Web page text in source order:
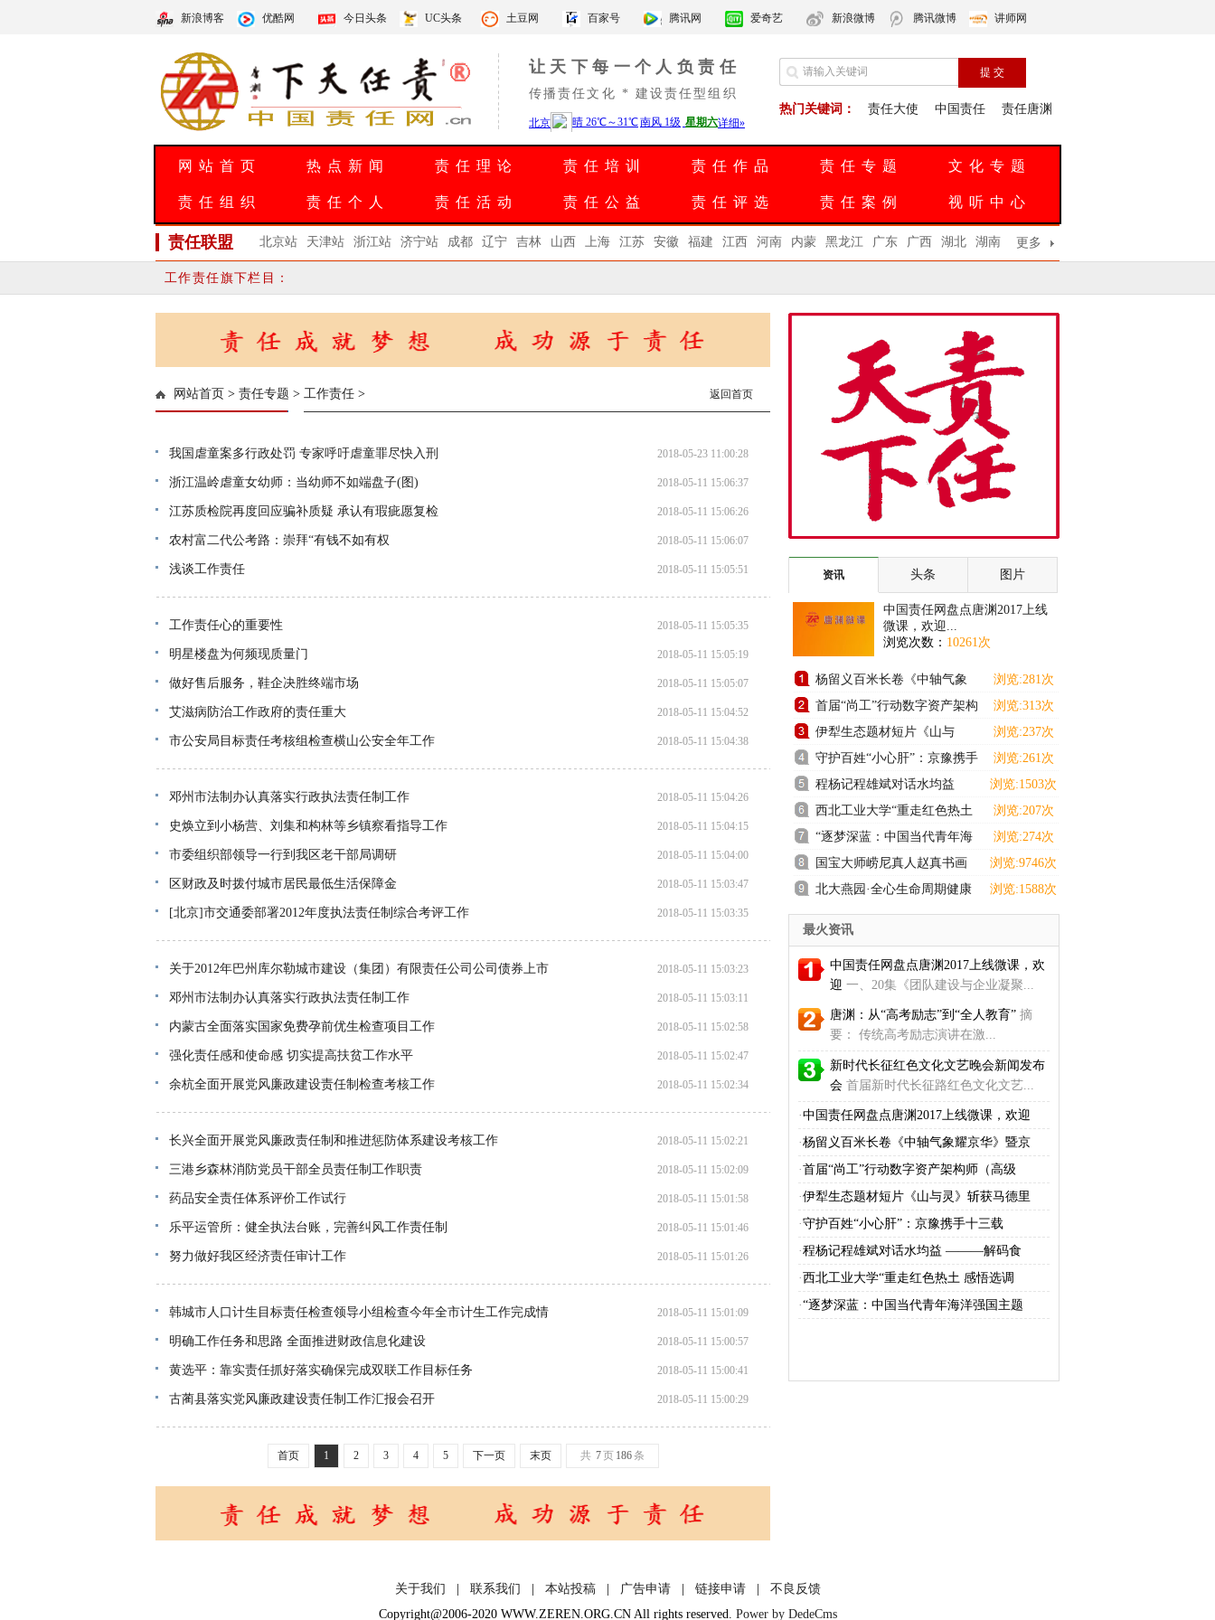
新浪博客 优酷网 今日头条 UC头条 土豆网 百家号 腾讯网 爱奇艺 新浪微博 腾讯微博 讲师网
让天下每一个人负责任
传播责任文化 * 建设责任型组织
热门关键词：
责任大使 中国责任 责任唐渊
网站首页 热点新闻 责任理论 责任培训 责任作品 责任专题 文化专题
责任组织 责任个人 责任活动 责任公益 责任评选 责任案例 视听中心
责任联盟 北京站 天津站 浙江站 济宁站 成都 辽宁 吉林 山西 上海 江苏 安徽 福建 江西 河南 内蒙 黑龙江 广东 广西 湖北 湖南 更多
工作责任旗下栏目：
网站首页 > 责任专题 > 工作责任 > 返回首页
我国虐童案多行政处罚 专家呼吁虐童罪尽快入刑 2018-05-23 11:00:28
浙江温岭虐童女幼师：当幼师不如端盘子(图) 2018-05-11 15:06:37
江苏质检院再度回应骗补质疑 承认有瑕疵愿复检 2018-05-11 15:06:26
农村富二代公考路：崇拜“有钱不如有权 2018-05-11 15:06:07
浅谈工作责任 2018-05-11 15:05:51
工作责任心的重要性 2018-05-11 15:05:35
明星楼盘为何频现质量门 2018-05-11 15:05:19
做好售后服务，鞋企决胜终端市场 2018-05-11 15:05:07
艾滋病防治工作政府的责任重大 2018-05-11 15:04:52
市公安局目标责任考核组检查横山公安全年工作 2018-05-11 15:04:38
邓州市法制办认真落实行政执法责任制工作 2018-05-11 15:04:26
史焕立到小杨营、刘集和构林等乡镇察看指导工作 2018-05-11 15:04:15
市委组织部领导一行到我区老干部局调研 2018-05-11 15:04:00
区财政及时拨付城市居民最低生活保障金 2018-05-11 15:03:47
[北京]市交通委部署2012年度执法责任制综合考评工作 2018-05-11 15:03:35
关于2012年巴州库尔勒城市建设（集团）有限责任公司公司债券上市 2018-05-11 15:03:23
邓州市法制办认真落实行政执法责任制工作 2018-05-11 15:03:11
内蒙古全面落实国家免费孕前优生检查项目工作 2018-05-11 15:02:58
强化责任感和使命感 切实提高扶贫工作水平 2018-05-11 15:02:47
余杭全面开展党风廉政建设责任制检查考核工作 2018-05-11 15:02:34
长兴全面开展党风廉政责任制和推进惩防体系建设考核工作 2018-05-11 15:02:21
三港乡森林消防党员干部全员责任制工作职责 2018-05-11 15:02:09
药品安全责任体系评价工作试行 2018-05-11 15:01:58
乐平运管所：健全执法台账，完善纠风工作责任制 2018-05-11 15:01:46
努力做好我区经济责任审计工作 2018-05-11 15:01:26
韩城市人口计生目标责任检查领导小组检查今年全市计生工作完成情 2018-05-11 15:01:09
明确工作任务和思路 全面推进财政信息化建设 2018-05-11 15:00:57
黄选平：靠实责任抓好落实确保完成双联工作目标任务 2018-05-11 15:00:41
古蔺县落实党风廉政建设责任制工作汇报会召开 2018-05-11 15:00:29
首页 1 2 3 4 5 下一页 末页 共 7页 186条
资讯 头条 图片
中国责任网盘点唐渊2017上线
微课，欢迎...
浏览次数： 10261次
杨留义百米长卷《中轴气象
耀京华》暨京城胜景展
浏览:281次
首届“尚工”行动数字资产架构
师（高级）能力提
浏览:313次
伊犁生态题材短片《山与
灵》斩获马德里国际独立
浏览:237次
守护百姓“小心肝”：京豫携手
十三载 名医下沉惠
浏览:261次
程杨记程雄斌对话水均益
———解码食养中小企
浏览:1503次
西北工业大学“重走红色热土
感悟选调担当”实践
浏览:207次
“逐梦深蓝：中国当代青年海
洋强国主题设计巡展
浏览:274次
国宝大师崂尼真人赵真书画
拍卖、收藏
浏览:9746次
北大燕园·全心生命周期健康
学院正式启动:
浏览:1588次
最火资讯
中国责任网盘点唐渊2017上线微课，欢
迎 一、20集《团队建设与企业凝聚...
唐渊：从“高考励志”到“全人教育” 摘
要： 传统高考励志演讲在激...
新时代长征红色文化文艺晚会新闻发布
会 首届新时代长征路红色文化文艺...
·中国责任网盘点唐渊2017上线微课，欢迎
·杨留义百米长卷《中轴气象耀京华》暨京
·首届“尚工”行动数字资产架构师（高级
·伊犁生态题材短片《山与灵》斩获马德里
·守护百姓“小心肝”：京豫携手十三载
·程杨记程雄斌对话水均益 ———解码食
·西北工业大学“重走红色热土 感悟选调
·“逐梦深蓝：中国当代青年海洋强国主题
关于我们 联系我们 本站投稿| 广告申请| 链接申请| 不良反馈
Copyright@2006-2020 WWW.ZEREN.ORG.CN All rights reserved. Power by DedeCms